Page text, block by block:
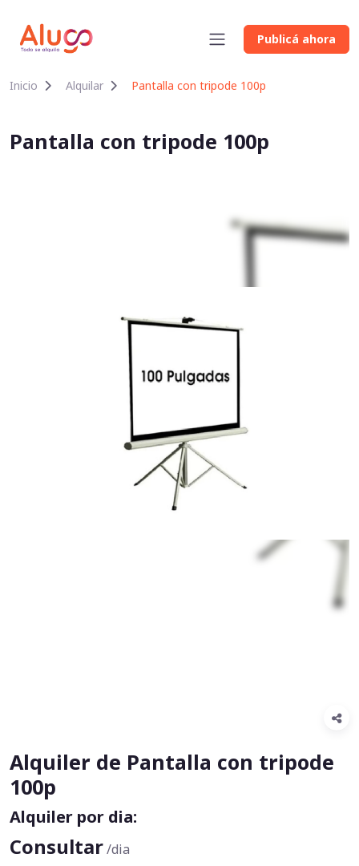
Publicá ahora
Inicio Alquilar Pantalla con tripode 100p
Pantalla con tripode 100p
Alquiler de Pantalla con tripode
100p
Alquiler por dia:
Consultar/dia